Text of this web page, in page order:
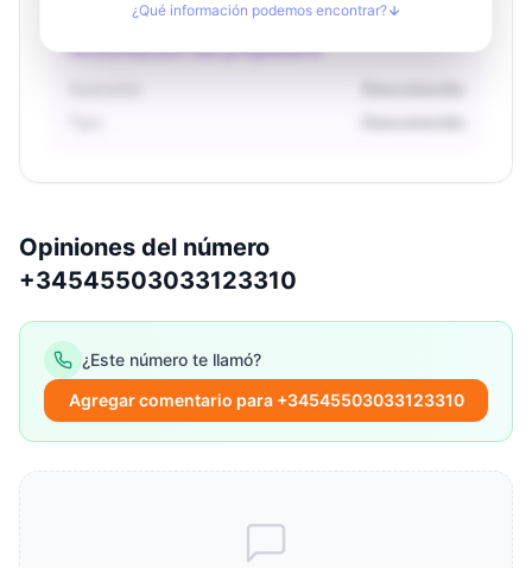
Información del propietario
¿Qué información podemos encontrar?
Opiniones del número
+34545503033123310
¿Este número te llamó?
Agregar comentario para +34545503033123310